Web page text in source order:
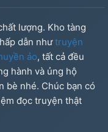
lượng. Kho tàng
dẫn nhưtruyện
ảo, tất cả đều
hành và ủng hộ
bè nhé. Chúc bạn có
đọc truyện thật